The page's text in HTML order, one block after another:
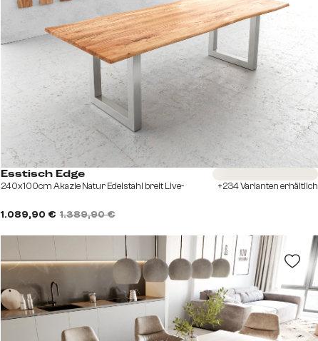
Esstisch Edge
240x100cm Akazie Natur Edelstahl breit Live-
1.089,90 € 1.389,90 €
Sofort versandfertig
+234 Varianten erhältlich